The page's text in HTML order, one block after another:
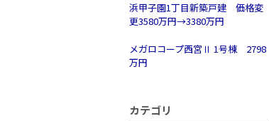
浜甲子園1丁目新築戸建 価格変
更3580万円→3380万円
メガロコープ西宮Ⅱ 1号棟 2798
万円
カテゴリ